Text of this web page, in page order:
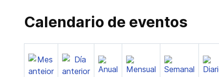
Calendario de eventos